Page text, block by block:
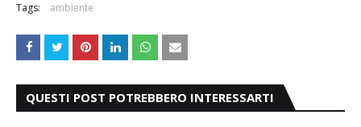
Tags: ambiente
QUESTI POST POTREBBERO INTERESSARTI